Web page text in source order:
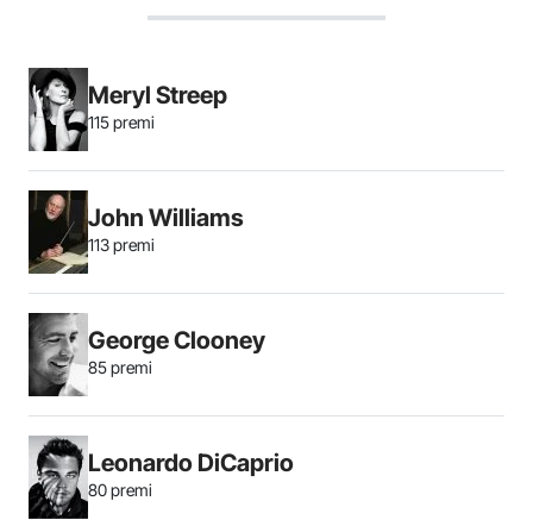
Meryl Streep
115 premi
John Williams
113 premi
George Clooney
85 premi
Leonardo DiCaprio
80 premi